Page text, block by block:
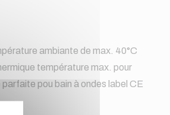
ambiante de max. 40°C
température max. pour
pou bain à ondes label CE